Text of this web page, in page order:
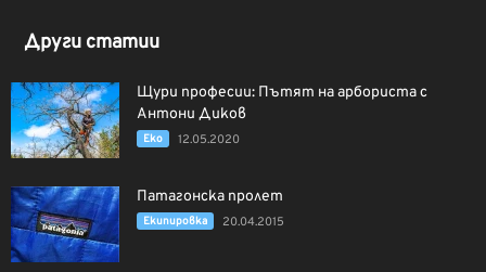
Други статии
Щури професии: Пътят на арбориста с
Антони Диков
Еко 12.05.2020
Патагонска пролет
Екипировка 20.04.2015